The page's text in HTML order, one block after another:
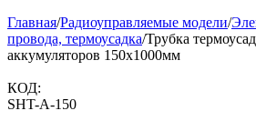
Главная/Радиоуправляемые модели/
провода, термоусадка/Трубка
аккумуляторов 150x1000мм
КОД:
SHT-A-150